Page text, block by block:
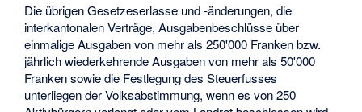
Die übrigen Gesetzeserlasse und -änderungen, die
interkantonalen Verträge, Ausgabenbeschlüsse über
einmalige Ausgaben von mehr als 250'000 Franken bzw.
jährlich wiederkehrende Ausgaben von mehr als 50'000
Franken sowie die Festlegung des Steuerfusses
unterliegen der Volksabstimmung, wenn es von 250